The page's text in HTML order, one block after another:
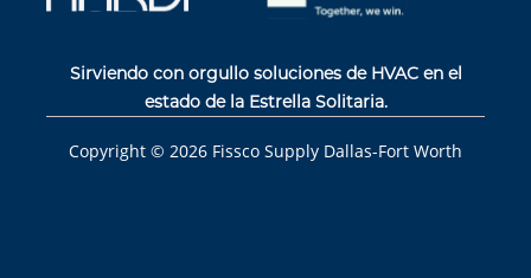
Sirviendo con orgullo soluciones de HVAC en el
estado de la Estrella Solitaria.
Copyright © 2026 Fissco Supply Dallas-Fort Worth